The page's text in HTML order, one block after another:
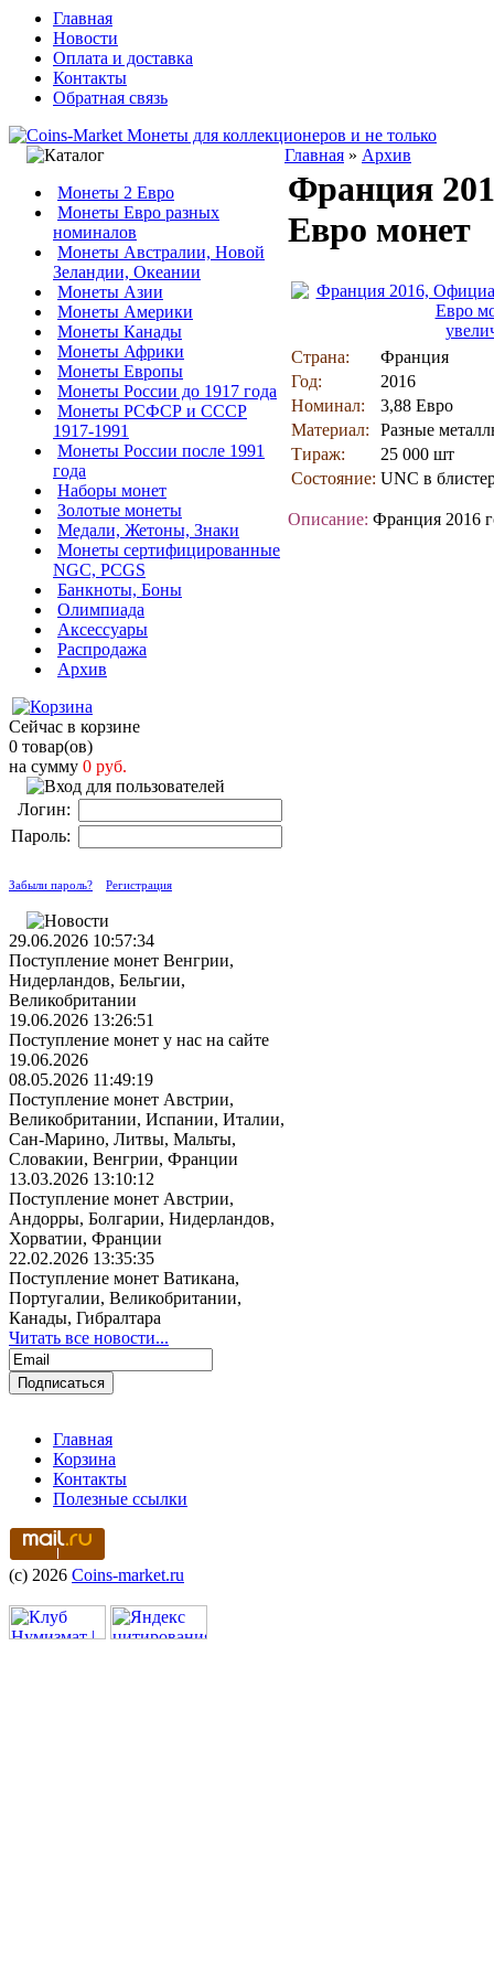
Главная
Новости
Оплата и доставка
Контакты
Обратная связь
Монеты 2 Евро
Монеты Евро разных
номиналов
Монеты Австралии, Новой
Зеландии, Океании
Монеты Азии
Монеты Америки
Монеты Канады
Монеты Африки
Монеты Европы
Монеты России до 1917 года
Монеты РСФСР и СССР
1917-1991
Монеты России после 1991
года
Наборы монет
Золотые монеты
Медали, Жетоны, Знаки
Монеты сертифицированные
NGC, PCGS
Банкноты, Боны
Олимпиада
Аксессуары
Распродажа
Архив
Сейчас в корзине
0 товар(ов)
на сумму 0 руб.
Логин:
Пароль:
Забыли пароль? Регистрация
29.06.2026 10:57:34
Поступление монет Венгрии,
Нидерландов, Бельгии,
Великобритании
19.06.2026 13:26:51
Поступление монет у нас на сайте
19.06.2026
08.05.2026 11:49:19
Поступление монет Австрии,
Великобритании, Испании, Италии,
Сан-Марино, Литвы, Мальты,
Словакии, Венгрии, Франции
13.03.2026 13:10:12
Поступление монет Австрии,
Андорры, Болгарии, Нидерландов,
Хорватии, Франции
22.02.2026 13:35:35
Поступление монет Ватикана,
Португалии, Великобритании,
Канады, Гибралтара
Читать все новости...
Главная » Архив
Франция
Евро монет
Страна:
Франция
Год:
2016
Номинал:
3,88 Евро
Материал:
Разные
Тираж:
25 000 шт
Состояние: UNC в
Описание: Франция 2016
Главная
Корзина
Контакты
Полезные ссылки
(c) 2026 Coins-market.ru